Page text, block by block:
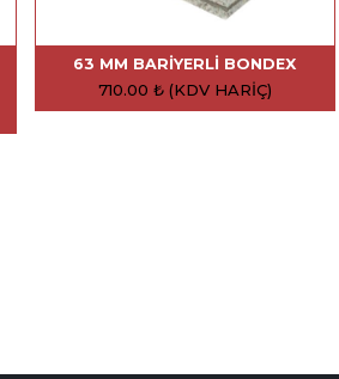
63 MM BARIYERLI BONDEX
710.00 ₺ (KDV HARIÇ)